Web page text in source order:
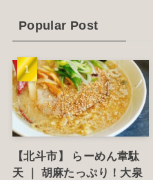
(5)
Popular Post
【北斗市】 らーめん韋駄
天 ｜ 胡麻たっぷり！大泉